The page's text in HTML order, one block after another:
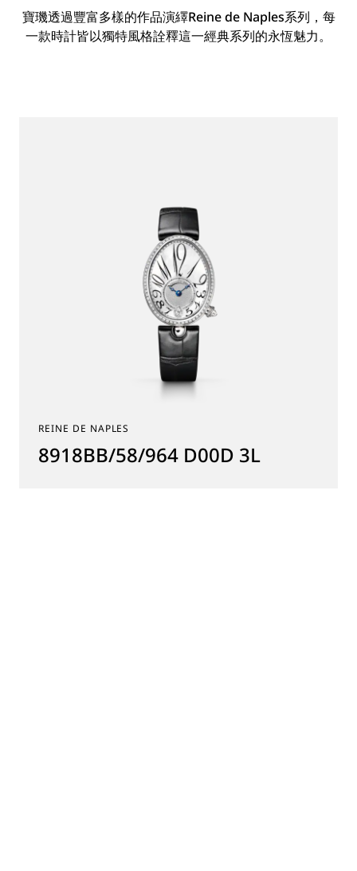
寶璣透過豐富多樣的作品演繹Reine de Naples系列，每
一款時計皆以獨特風格詮釋這一經典系列的永恆魅力。
REINE DE NAPLES
8918BB/58/964 D00D 3L